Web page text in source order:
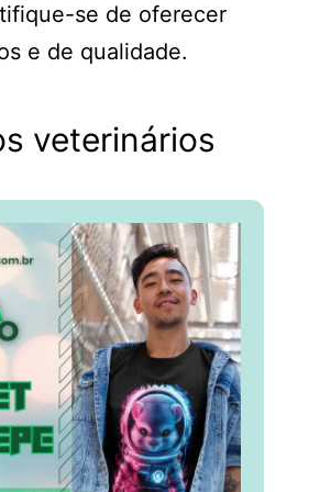
se de oferecer
e de qualidade.
veterinários